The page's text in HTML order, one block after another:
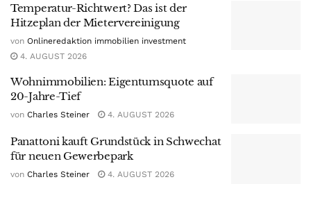
Temperatur-Richtwert? Das ist der
Hitzeplan der Mietervereinigung
von Onlineredaktion immobilien investment
4. AUGUST 2026
Wohnimmobilien: Eigentumsquote auf
20-Jahre-Tief
von Charles Steiner 4. AUGUST 2026
Panattoni kauft Grundstück in Schwechat
für neuen Gewerbepark
von Charles Steiner 4. AUGUST 2026